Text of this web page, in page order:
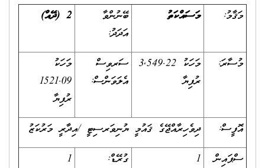
މަޤާމު:
މަސައްކަތު
ބޭނުންވާ
އަދަދު:
2 (ދޭއް)
މުސާރަ:
މަހަކު 3,549.22
ރުފިޔާ
ސަރވިސް
އެލަވަންސް:
މަހަކު
1521.09
ރުފިޔާ
އޮފީސް:
ދިވެހިރާއްޖޭގެ ޤައުމީ ޔުނިވަރސިޓީ /އިދާރީ މަރުކަޒު
ސްޕައިން
1 ގުރޭޑް: 1